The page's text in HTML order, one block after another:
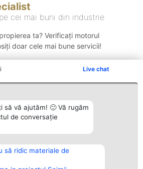
Live chat
să vă ajutăm! 🙂 Vă rugăm
de conversație
să ridic materiale de
cei mai buni din industrie
ta? Verificați motorul
doar cele mai bune servicii!
Plebiscyt
Lista Tuturor
Contact